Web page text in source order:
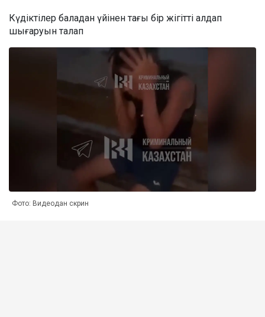
Күдіктілер баладан үйінен тағы бір жігітті алдап
шығаруын талап
Фото: Видеодан скрин